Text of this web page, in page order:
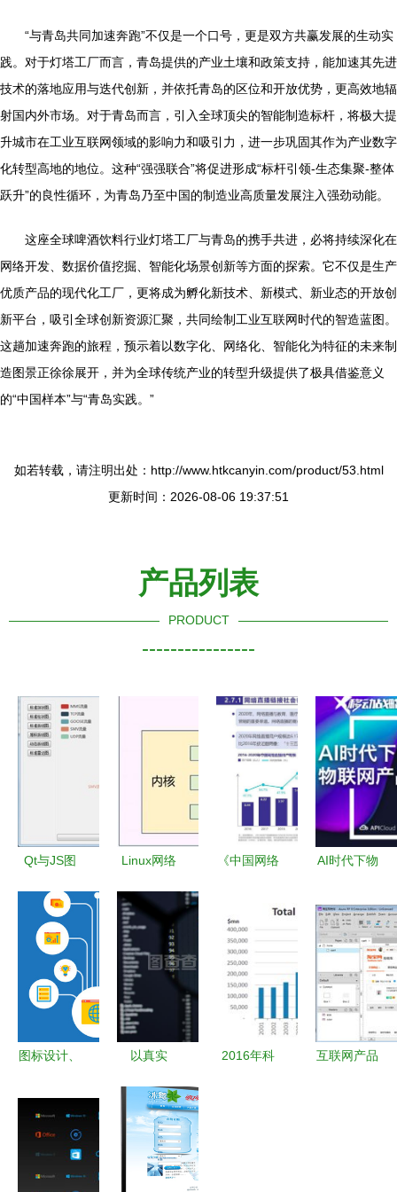
“与青岛共同加速奔跑”不仅是一个口号，更是双方共赢发展的生动实
践。对于灯塔工厂而言，青岛提供的产业土壤和政策支持，能加速其先进
技术的落地应用与迭代创新，并依托青岛的区位和开放优势，更高效地辐
射国内外市场。对于青岛而言，引入全球顶尖的智能制造标杆，将极大提
升城市在工业互联网领域的影响力和吸引力，进一步巩固其作为产业数字
化转型高地的地位。这种“强强联合”将促进形成“标杆引领-生态集聚-整体
跃升”的良性循环，为青岛乃至中国的制造业高质量发展注入强劲动能。
这座全球啤酒饮料行业灯塔工厂与青岛的携手共进，必将持续深化在
网络开发、数据价值挖掘、智能化场景创新等方面的探索。它不仅是生产
优质产品的现代化工厂，更将成为孵化新技术、新模式、新业态的开放创
新平台，吸引全球创新资源汇聚，共同绘制工业互联网时代的智造蓝图。
这趟加速奔跑的旅程，预示着以数字化、网络化、智能化为特征的未来制
造图景正徐徐展开，并为全球传统产业的转型升级提供了极具借鉴意义
的“中国样本”与“青岛实践。”
如若转载，请注明出处：http://www.htkcanyin.com/product/53.html
更新时间：2026-08-06 19:37:51
产品列表
PRODUCT
----------------
Qt与JS图
QtCN开发
网运营中的
实践
Linux网络
南 网络编
程基础与服
务器端实践
《中国网络
（2020）》
产业运营洞
察与发展趋
势
AI时代下物
创新突破与
网络开发新
图标设计、
艺术在数字
应用中的综
合运用
以真实
开发屏幕
编程工作流
摘要与运营
2016年科
互联网产品